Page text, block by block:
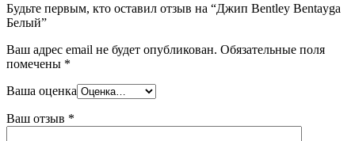
Будьте первым, кто оставил отзыв на “Джип Bentley Bentayga
Белый”
Ваш адрес email не будет опубликован. Обязательные поля
помечены *
Ваша оценка
Ваш отзыв *